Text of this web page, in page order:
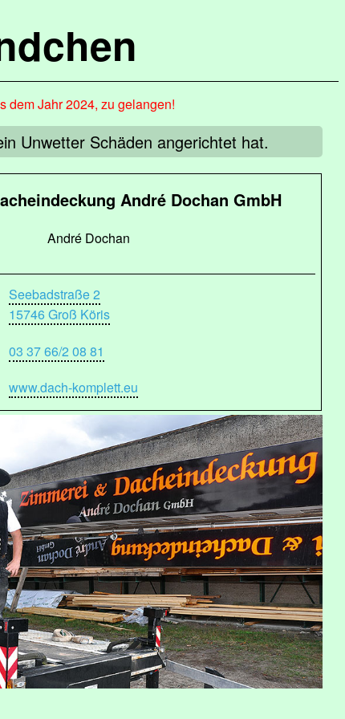
dem Jahr 2024, zu gelangen!
Unwetter Schäden angerichtet hat.
André Dochan GmbH
André Dochan
Seebadstraße 2
15746 Groß Köris
03 37 66/2 08 81
www.dach-komplett.eu